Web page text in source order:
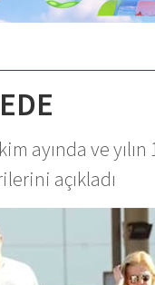
ayında ve
açıkladı